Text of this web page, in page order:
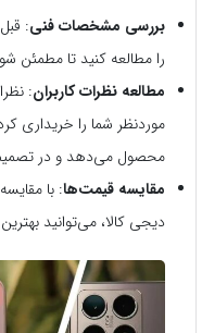
بررسی مشخصات فنی:
را مطالعه کنید تا مطمئن
مطالعه نظرات کاربران:
موردنظر شما را خریداری
محصول می‌دهد و در
مقایسه قیمت‌ها: با
دیجی کالا، می‌توانید